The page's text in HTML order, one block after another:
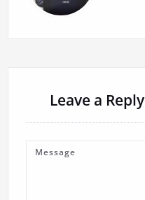
Leave a Reply